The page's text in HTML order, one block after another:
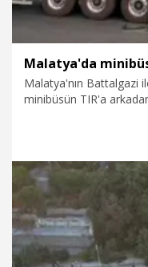
Malatya'da minibüs
Malatya'nın Battalgazi
minibüsün TIR'a
3.08.2026 Gündem